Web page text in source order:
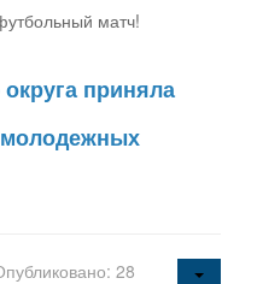
матч!
приняла
молодежных
28